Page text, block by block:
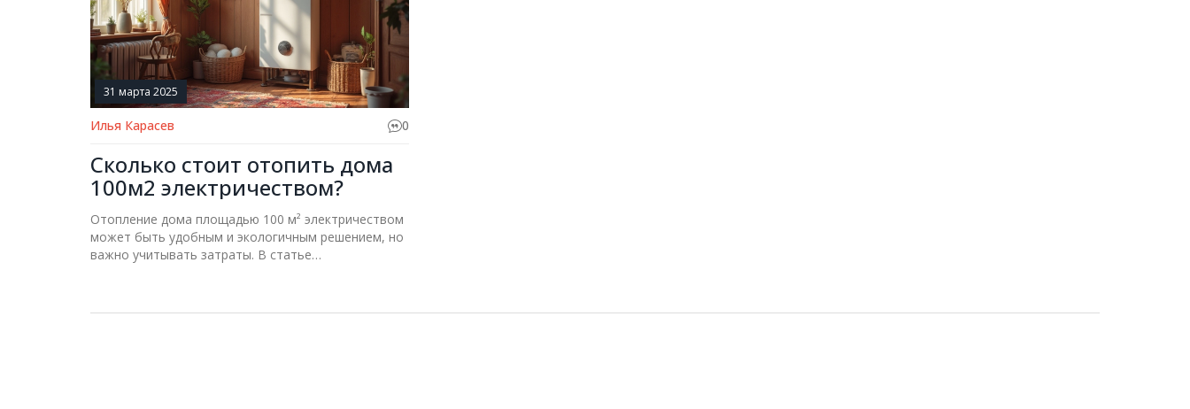
31 марта 2025
Илья Карасев 0
Сколько стоит отопить дома
100м2 электричеством?
Отопление дома площадью 100 м² электричеством
может быть удобным и экологичным решением, но
важно учитывать затраты. В статье